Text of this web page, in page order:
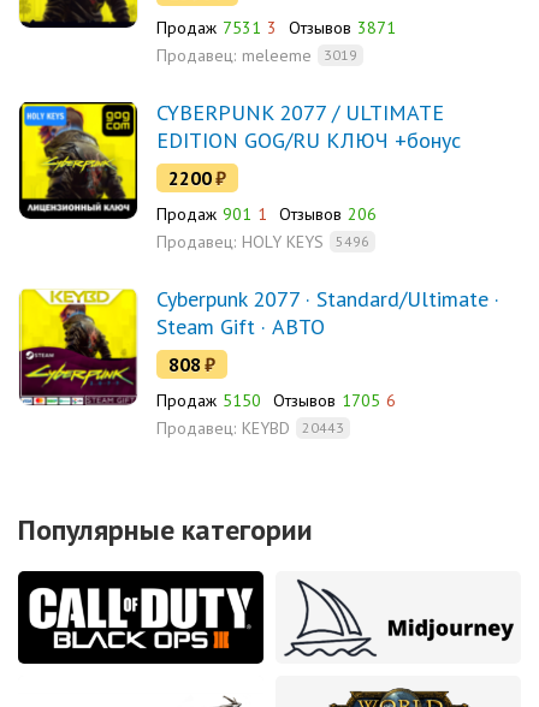
Продаж 7531 3 Отзывов 3871
Продавец: meleeme 3019
CYBERPUNK 2077 / ULTIMATE
EDITION GOG/RU КЛЮЧ +бонус
2200₽
Продаж 901 1 Отзывов 206
Продавец: HOLY KEYS 5496
Cyberpunk 2077 · Standard/Ultimate ·
Steam Gift · АВТО
808 ₽
Продаж 5150 Отзывов 1705 6
Продавец: KEYBD 20443
Популярные категории